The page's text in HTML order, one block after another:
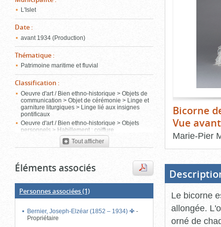
L'Islet
Date :
avant 1934 (Production)
Thématique :
Patrimoine maritime et fluvial
Classification :
Oeuvre d'art / Bien ethno-historique > Objets de
communication > Objet de cérémonie > Linge et
garniture liturgiques > Linge lié aux insignes
pontificaux
Oeuvre d'art / Bien ethno-historique > Objets
personnels > Habillement : coiffure
Tout afficher
Éléments associés
Personnes associées(1)
Bernier, Joseph-Elzéar (1852 – 1934)
-
Propriétaire
Bicorne
Vue avant
Marie-Pier
bloc
d'onglets
Le bicorne
allongée.
orné de